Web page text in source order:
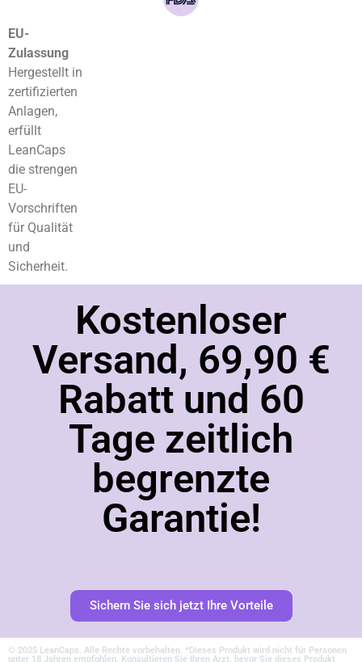
EU-
Zulassung
Hergestellt in
zertifizierten
Anlagen,
erfüllt
LeanCaps
die strengen
EU-
Vorschriften
für Qualität
und
Sicherheit.
Kostenloser
Versand, 69,90 €
Rabatt und 60
Tage zeitlich
begrenzte
Garantie!
Sichern Sie sich jetzt Ihre Vorteile
© 2025 LeanCaps. Alle Rechte vorbehalten. *Dieses Produkt wird nicht für Personen
unter 18 Jahren empfohlen. Konsultieren Sie Ihren Arzt, bevor Sie dieses Produkt